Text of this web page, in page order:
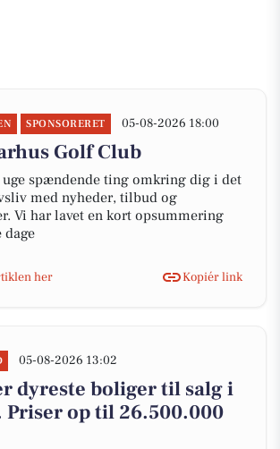
SPONSORERET 05-08-2026 18:00
Golf Club
uge spændende ting omkring dig i det
med nyheder, tilbud og
Vi har lavet en kort opsummering
dage
her Kopiér link
05-08-2026 13:02
dyreste boliger til salg i
op til 26.500.000